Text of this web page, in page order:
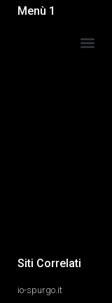
Menù 1
Siti Correlati
io-spurgo.it